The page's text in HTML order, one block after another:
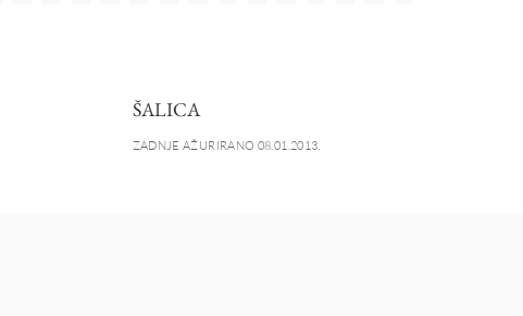
ŠALICA
ZADNJE AŽURIRANO 08.01.2013.